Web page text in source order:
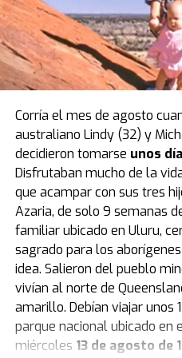
Rodrigo de Paul y Rihanna
accesorio furor (Foto: Inter
Quién es el creador
qué tardaron tanto
furor
Fueron creadas
coreano Kasing Lung.Eran
Labubu era uno de Los
Corría el mes de agosto
australiano Lindy (32) y
decidieron tomarse unos
Disfrutaban mucho de la
que acampar con sus tres
Azaria, de solo 9 semanas
familiar ubicado en Uluru,
sagrado para los
idea. Salieron del pueblo
vivían al norte de
amarillo. Debían viajar
parque nacional ubicado en
miércoles 13 de agosto de